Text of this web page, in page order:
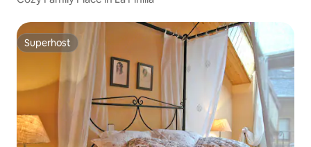
Superhost
Superhost